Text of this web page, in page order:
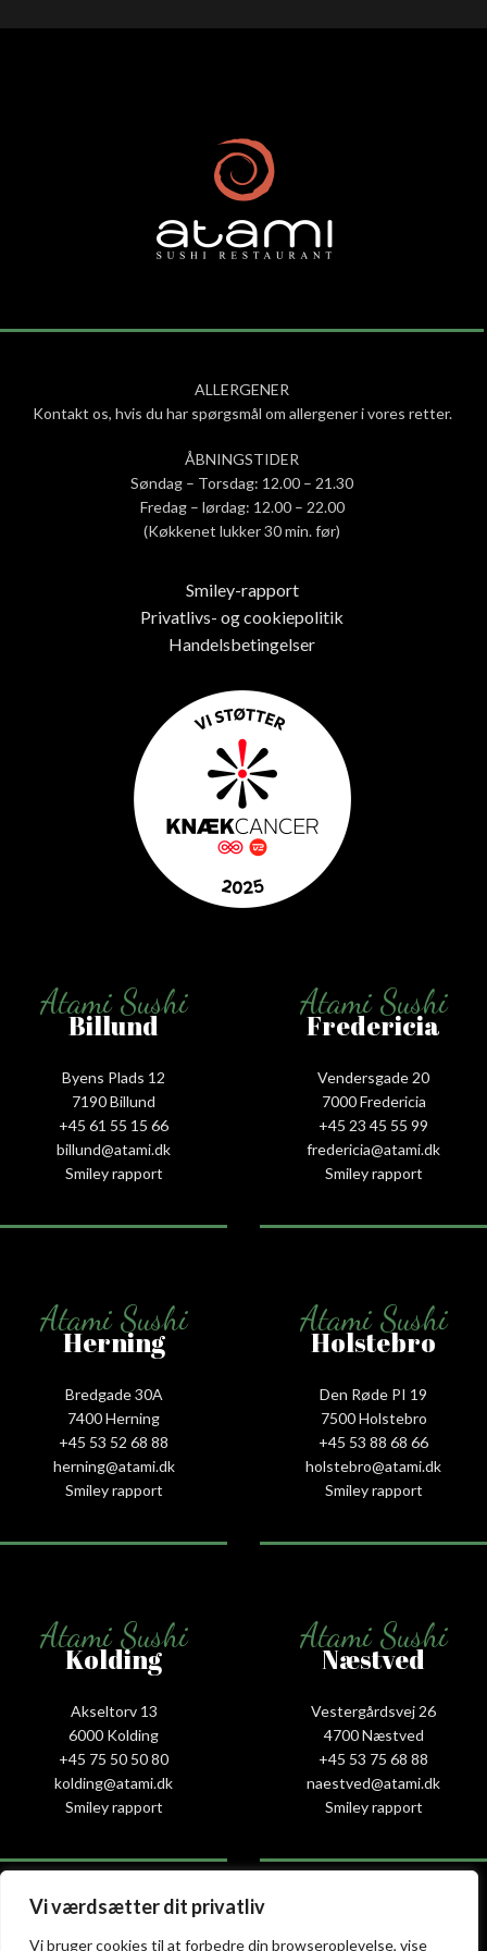
Vi værdsætter dit privatliv
Vi bruger cookies til at forbedre din browseroplevelse, vise
ALLERGENER
Kontakt os, hvis du har spørgsmål om allergener i vores retter.
ÅBNINGSTIDER
Søndag – Torsdag: 12.00 – 21.30
Fredag – lørdag: 12.00 – 22.00
(Køkkenet lukker 30 min. før)
Smiley-rapport
Privatlivs- og cookiepolitik
Handelsbetingelser
Atami Sushi
Billund
Byens Plads 12
7190 Billund
+45 61 55 15 66‬
billund@atami.dk
Smiley rapport
Atami Sushi
Fredericia
Vendersgade 20
7000 Fredericia
+45 23 45 55 99
fredericia@atami.dk
Smiley rapport
Atami Sushi
Herning
Bredgade 30A
7400 Herning
+45 53 52 68 88
herning@atami.dk
Smiley rapport
Atami Sushi
Holstebro
Den Røde PI 19
7500 Holstebro
+45 53 88 68 66
holstebro@atami.dk
Smiley rapport
Atami Sushi
Kolding
Akseltorv 13
6000 Kolding
+45 75 50 50 80
kolding@atami.dk
Smiley rapport
Atami Sushi
Næstved
Vestergårdsvej 26
4700 Næstved
+45 53 75 68 88
naestved@atami.dk
Smiley rapport